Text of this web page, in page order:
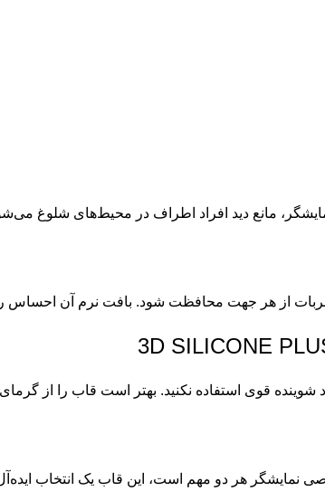
مانع دید افراد اطراف در محیط‌های شلوغ
از هر جهت محافظت شود. بافت نرم آن احساس
شوینده قوی استفاده نکنید. بهتر است قاب را از گرمای
نمایشگر هر دو مهم است، این قاب یک انتخاب